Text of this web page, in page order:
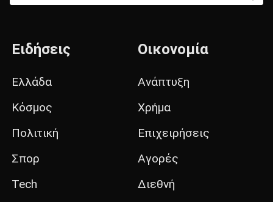
Ειδήσεις
Ελλάδα
Κόσμος
Πολιτική
Σπορ
Tech
Οικονομία
Ανάπτυξη
Χρήμα
Επιχειρήσεις
Αγορές
Διεθνή